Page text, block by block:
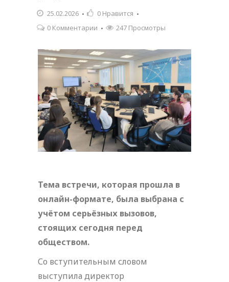
25.02.2026 0 Нравится
0 Комментарии
247 Просмотры
Тема встречи, которая прошла в
онлайн-формате, была выбрана с
учётом серьёзных вызовов,
стоящих сегодня перед
обществом.
Со вступительным словом
выступила директор